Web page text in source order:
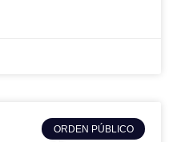
ORDEN PÚBLICO